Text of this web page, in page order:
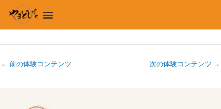
を
ス
ッ
メ
← 前の体験コンテンツ 次の体験コンテンツ →